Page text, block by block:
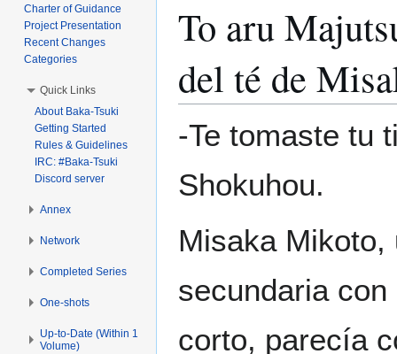
To aru
del té de
-Te tomaste tu
Shokuhou.
Misaka Mikoto,
secundaria
corto, parecía
Charter of Guidance
Project Presentation
Recent Changes
Categories
Quick Links
About Baka-Tsuki
Getting Started
Rules & Guidelines
IRC: #Baka-Tsuki
Discord server
Annex
Network
Completed Series
One-shots
Up-to-Date (Within 1
Volume)